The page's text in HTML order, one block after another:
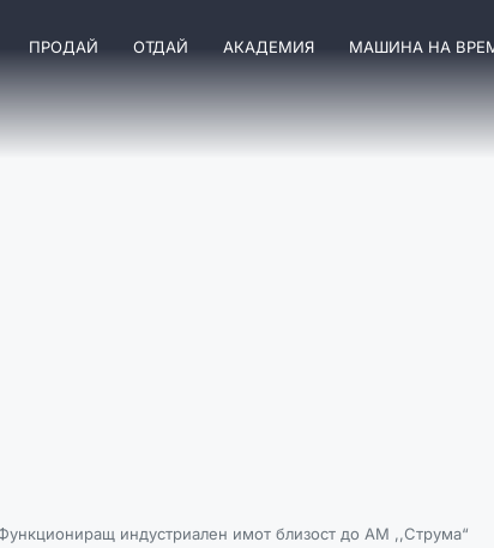
ПРОДАЙ ОТДАЙ АКАДЕМИЯ МАШИНА НА
индустриален имот близост до АМ ,,Струма“